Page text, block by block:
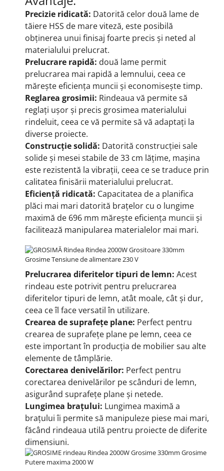
Precizie ridicată: Datorită celor două lame de
tăiere HSS de mare viteză, este posibilă
obținerea unui finisaj foarte precis și neted al
materialului prelucrat.
Prelucrare rapidă: două lame permit
prelucrarea mai rapidă a lemnului, ceea ce
mărește eficiența muncii și economisește timp.
Reglarea grosimii: Rindeaua vă permite să
reglați ușor și precis grosimea materialului
rindeluit, ceea ce vă permite să vă adaptați la
diverse proiecte.
Construcție solidă: Datorită construcției sale
solide și mesei stabile de 33 cm lățime, mașina
este rezistentă la vibrații, ceea ce se traduce prin
calitatea finisării materialului prelucrat.
Eficiență ridicată: Capacitatea de a planifica
plăci mai mari datorită brațelor cu o lungime
maximă de 696 mm mărește eficiența muncii și
facilitează manipularea materialelor mai mari.
Prelucrarea diferitelor tipuri de lemn: Acest
rindeau este potrivit pentru prelucrarea
diferitelor tipuri de lemn, atât moale, cât și dur,
ceea ce îl face versatil în utilizare.
Crearea de suprafețe plane: Perfect pentru
crearea de suprafețe plane pe lemn, ceea ce
este important în producția de mobilier sau alte
elemente de tâmplărie.
Corectarea denivelărilor: Perfect pentru
corectarea denivelărilor pe scânduri de lemn,
asigurând suprafețe plane și netede.
Lungimea brațului: Lungimea maximă a
brațului îi permite să manipuleze piese mai mari,
făcând rindeaua utilă pentru proiecte de diferite
dimensiuni.